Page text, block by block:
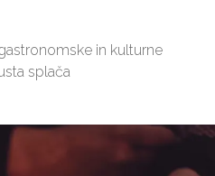
in kulturne
splača